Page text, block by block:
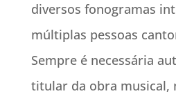
diversos fonogramas
múltiplas pessoas
Sempre é necessária
titular da obra musical,